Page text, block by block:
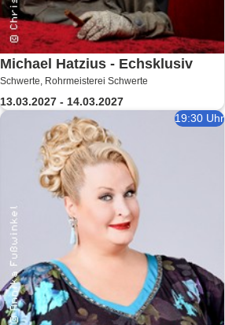
Michael Hatzius - Echsklusiv
Schwerte, Rohrmeisterei Schwerte
13.03.2027 - 14.03.2027
19:30 Uhr